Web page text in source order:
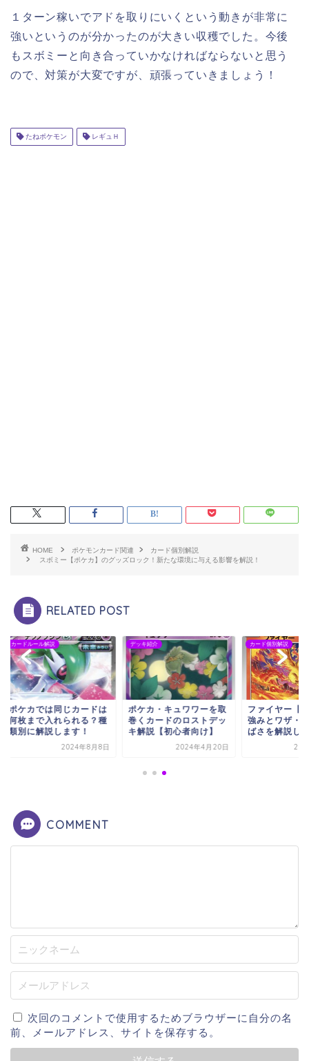
１ターン稼いでアドを取りにいくという動きが非常に
強いというのが分かったのが大きい収穫でした。今後
もスボミーと向き合っていかなければならないと思う
ので、対策が大変ですが、頑張っていきましょう！
たねポケモン レギュＨ
HOME ポケモンカード関連
カード個別解説
スボミー【ポケカ】のグッズロック！新たな環境に与える影響を解説！
RELATED POST
ルール解説
カでは同じカードは
まで入れられる？種
に解説します！
2024年8月8日
デッキ紹介
ポケカ・キュワワーを取
巻くカードのロストデッ
キ解説【初心者向け】
2024年4月20日
カード個別解説
ファイヤー【ポケカ
強みとワザ・とうし
ばさを解説します！
2025年11
COMMENT
次回のコメントで使用するためブラウザーに自分の名
前、メールアドレス、サイトを保存する。